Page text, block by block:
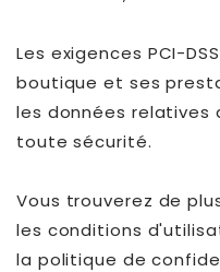
Les exigences PCI-
boutique et ses
les données relatives
toute sécurité.
Vous trouverez de
les conditions
la politique de